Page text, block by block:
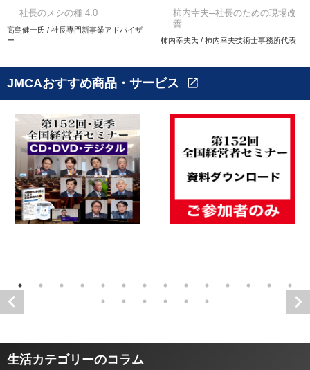
社長のメシの種 4.0
高島健一氏 / 社長専門新事業アドバイザ
ー
柿内幸夫─社長のための現場改
善
柿内幸夫氏 / 柿内幸夫技術士事務所代表
JMCAおすすめ商品・サービス open_in_new
生活カテゴリーのコラム